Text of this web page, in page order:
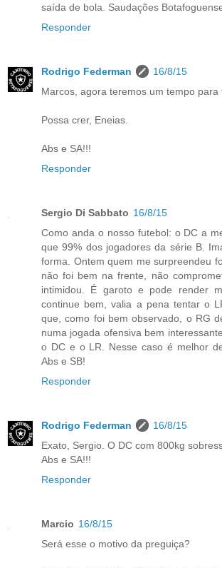
saída de bola. Saudações
Responder
Rodrigo Federman
16/8/15
Marcos, agora teremos um tempo para
Possa crer, Eneias.
Abs e SA!!!
Responder
Sergio Di Sabbato 16/8/15
Como anda o nosso futebol: o DC a
que 99% dos jogadores da série B.
forma. Ontem quem me surpreendeu
não foi bem na frente, não
intimidou. É garoto e pode render
continue bem, valia a pena tentar o
que, como foi bem observado, o RG
numa jogada ofensiva bem
o DC e o LR. Nesse caso é melhor
Abs e SB!
Responder
Rodrigo Federman
16/8/15
Exato, Sergio. O DC com 800kg
Abs e SA!!!
Responder
Marcio 16/8/15
Será esse o motivo da preguiça?